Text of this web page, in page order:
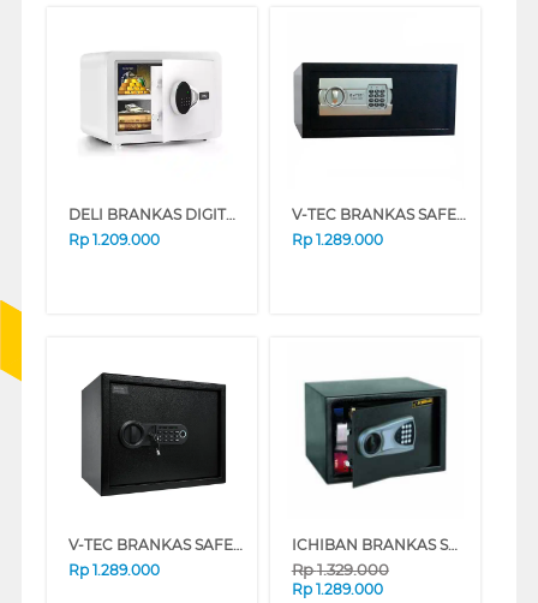
DELI BRANKAS DIGITAL SAFE BOX DELI_ET541
Rp 1.209.000
V-TEC BRANKAS SAFE BOX VT-SDB_H20DF
Rp 1.289.000
V-TEC BRANKAS SAFE BOX VT-SDB_30ESF
Rp 1.289.000
ICHIBAN BRANKAS SHANGHAI MULTI PURPOSE SAFE BOX EX-202
Rp1.329.000
Rp 1.289.000